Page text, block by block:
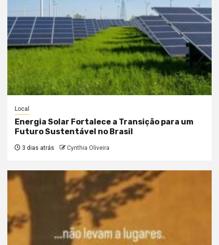
Local
Energia Solar Fortalece a Transição para um
Futuro Sustentável no Brasil
3 dias atrás Cynthia Oliveira